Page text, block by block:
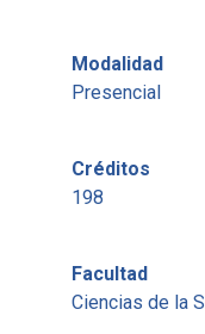
Modalidad
Presencial
Créditos
198
Facultad
Ciencias de la